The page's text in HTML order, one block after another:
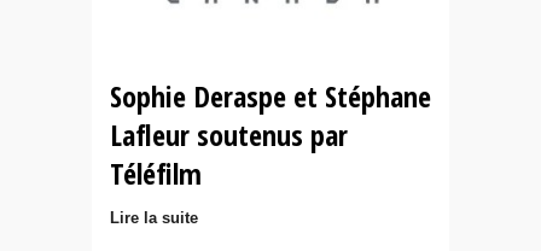
Sophie Deraspe et Stéphane
Lafleur soutenus par
Téléfilm
Lire la suite